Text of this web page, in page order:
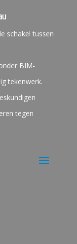
schakel tussen
BIM-
tekenwerk.
tegen